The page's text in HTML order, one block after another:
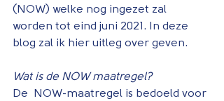
(NOW) welke nog ingezet zal
worden tot eind juni 2021. In deze
blog zal ik hier uitleg over geven.
Wat is de NOW maatregel?
De  NOW-maatregel is bedoeld voor